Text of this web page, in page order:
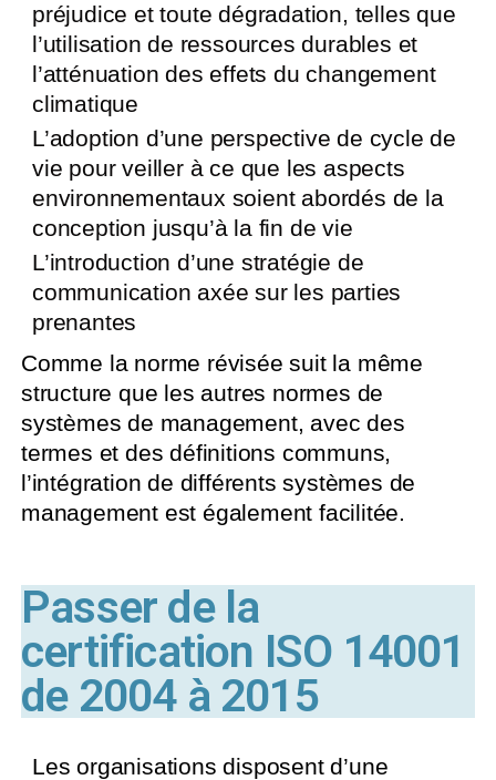
préjudice et toute dégradation, telles que
l’utilisation de ressources durables et
l’atténuation des effets du changement
climatique
L’adoption d’une perspective de cycle de
vie pour veiller à ce que les aspects
environnementaux soient abordés de la
conception jusqu’à la fin de vie
L’introduction d’une stratégie de
communication axée sur les parties
prenantes
Comme la norme révisée suit la même
structure que les autres normes de
systèmes de management, avec des
termes et des définitions communs,
l’intégration de différents systèmes de
management est également facilitée.
Passer de la
certification ISO 14001
de 2004 à 2015
Les organisations disposent d’une